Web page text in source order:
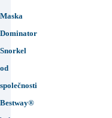
Maska
Dominator
Snorkel
od
společnosti
Bestway®